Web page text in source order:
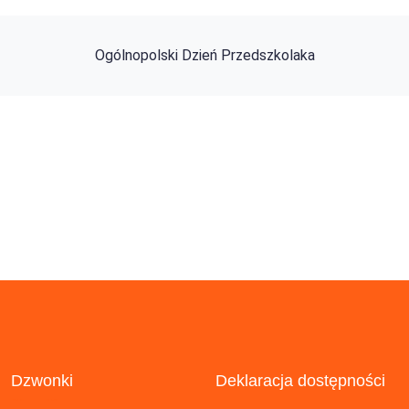
Ogólnopolski Dzień Przedszkolaka
Dzwonki Deklaracja dostępności